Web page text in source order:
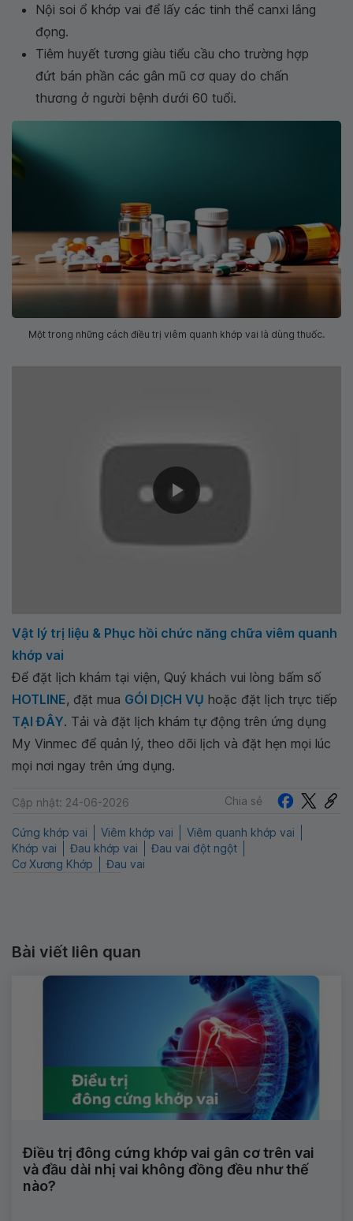
Nội soi ổ khớp vai để lấy các tinh thể canxi lắng
đọng.
Tiêm huyết tương giàu tiểu cầu cho trường hợp
đứt bán phần các gân mũ cơ quay do chấn
thương ở người bệnh dưới 60 tuổi.
Một trong những cách điều trị viêm quanh khớp vai là dùng thuốc.
Vật lý trị liệu & Phục hồi chức năng chữa viêm quanh
khớp vai
Để đặt lịch khám tại viện, Quý khách vui lòng bấm số
HOTLINE, đặt mua GÓI DỊCH VỤ hoặc đặt lịch trực tiếp
TẠI ĐÂY. Tải và đặt lịch khám tự động trên ứng dụng
My Vinmec để quản lý, theo dõi lịch và đặt hẹn mọi lúc
mọi nơi ngay trên ứng dụng.
Cập nhật: 24-06-2026 Chia sẻ
Cứng khớp vai Viêm khớp vai
Viêm quanh khớp vai
Khớp vai
Đau khớp vai
Đau vai đột ngột
Cơ Xương Khớp
Đau vai
Bài viết liên quan
Điều trị đông cứng khớp vai gân cơ trên vai
và đầu dài nhị vai không đồng đều như thế
nào?